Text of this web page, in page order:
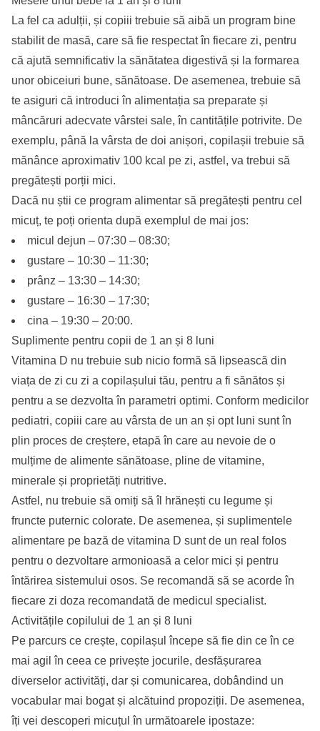
La fel ca adulții, și copiii trebuie să aibă un program bine
stabilit de masă, care să fie respectat în fiecare zi, pentru
că ajută semnificativ la sănătatea digestivă și la formarea
unor obiceiuri bune, sănătoase. De asemenea, trebuie să
te asiguri că introduci în alimentația sa preparate și
mâncăruri adecvate vârstei sale, în cantitățile potrivite. De
exemplu, până la vârsta de doi anișori, copilașii trebuie să
mănânce aproximativ 100 kcal pe zi, astfel, va trebui să
pregătești porții mici.
Dacă nu știi ce program alimentar să pregătești pentru cel
micuț, te poți orienta după exemplul de mai jos:
micul dejun – 07:30 – 08:30;
gustare – 10:30 – 11:30;
prânz – 13:30 – 14:30;
gustare – 16:30 – 17:30;
cina – 19:30 – 20:00.
Suplimente pentru copii de 1 an și 8 luni
Vitamina D nu trebuie sub nicio formă să lipsească din
viața de zi cu zi a copilașului tău, pentru a fi sănătos și
pentru a se dezvolta în parametri optimi. Conform medicilor
pediatri, copiii care au vârsta de un an și opt luni sunt în
plin proces de creștere, etapă în care au nevoie de o
mulțime de alimente sănătoase, pline de vitamine,
minerale și proprietăți nutritive.
Astfel, nu trebuie să omiți să îl hrănești cu legume și
fruncte puternic colorate. De asemenea, și suplimentele
alimentare pe bază de vitamina D sunt de un real folos
pentru o dezvoltare armonioasă a celor mici și pentru
întărirea sistemului osos. Se recomandă să se acorde în
fiecare zi doza recomandată de medicul specialist.
Activitățile copilului de 1 an și 8 luni
Pe parcurs ce crește, copilașul începe să fie din ce în ce
mai agil în ceea ce privește jocurile, desfășurarea
diverselor activități, dar și comunicarea, dobândind un
vocabular mai bogat și alcătuind propoziții. De asemenea,
îți vei descoperi micuțul în următoarele ipostaze: